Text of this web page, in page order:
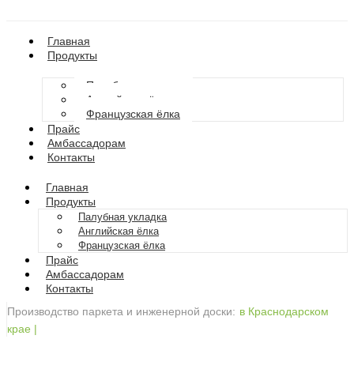
Главная
Продукты
Палубная укладка
Английская ёлка
Французская ёлка
Прайс
Амбассадорам
Контакты
Главная
Продукты
Палубная укладка
Английская ёлка
Французская ёлка
Прайс
Амбассадорам
Контакты
Производство паркета и инженерной доски: в Краснодарском
крае |